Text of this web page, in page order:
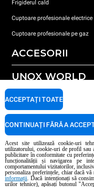
Frigiderul cald
Cuptoare profesionale electrice
Cuptoare profesionale pe gaz
ACCESORII
Toate accesoriile
Detergent pentru spălarea
Detergent pentru spălarea
Tratarea apei cu filtru de rășină
UNOX WORLD
Sediile noastre în lume
SUPORT
Garanția Unox
Localizator service
Copyright 2026 UNOX S.p.A.
04230750285 - REA Padova
AI Content Disclaimer
Acest site utilizează cookie-uri
utilizatorului, cookie-uri de profil sau
publicitare în conformitate cu
funcționalității și navigarea pe
comportamentului vizitatorilor,
personaliza preferințele, chiar dacă
informații. Dacă intenționați să
urilor tehnice), apăsați butonul
ACCEPTAȚI TOATE
CONTINUAȚI FĂRĂ A